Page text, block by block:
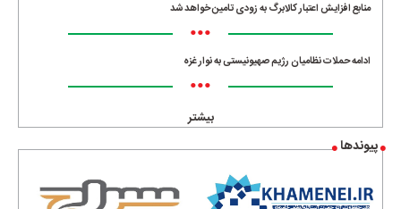
منابع افزایش اعتبار کالابرگ به زودی تامین خواهد شد
•••
ادامه حملات نظامیان رژیم صهیونیستی به نوار غزه
•••
بیشتر
پیوندها